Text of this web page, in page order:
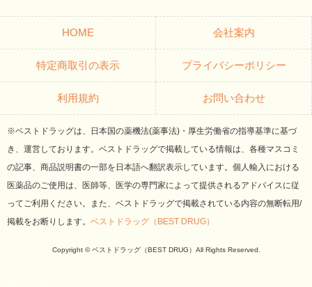
HOME 会社案内
特定商取引の表示 プライバシーポリシー
利用規約 お問い合わせ
※ベストドラッグは、日本国の薬機法(薬事法)・厚生労働省の指導基準に基づ
き、運営しております。ベストドラッグで掲載している情報は、各種マスコミ
の記事、商品説明書の一部を日本語へ翻訳表示しています。個人輸入における
医薬品のご使用は、医師等、医学の専門家によって提供されるアドバイスに従
ってご利用ください。また、ベストドラッグで掲載されている内容の無断転用/
掲載をお断りします。 ベストドラッグ（BEST DRUG）
Copyright © ベストドラッグ（BEST DRUG）All Rights Reserved.